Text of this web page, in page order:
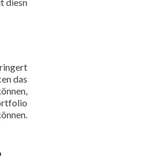
das